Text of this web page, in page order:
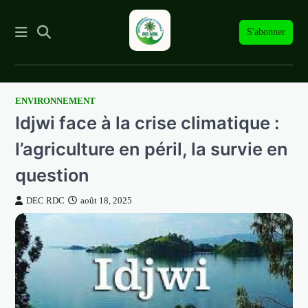
S'abonner
Skip
content
ENVIRONNEMENT
Idjwi face à la crise climatique :
l’agriculture en péril, la survie en
question
DEC RDC août 18, 2025